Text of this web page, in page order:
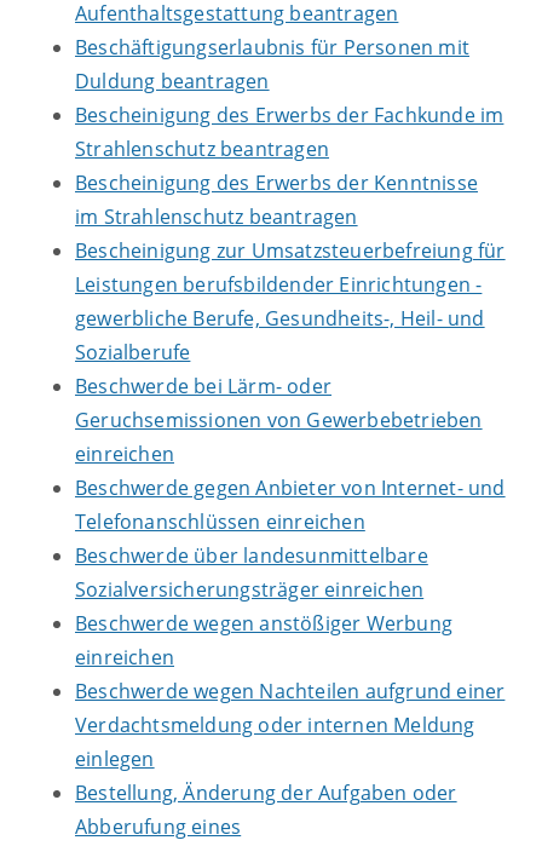
Aufenthaltsgestattung beantragen
Beschäftigungserlaubnis für Personen mit
Duldung beantragen
Bescheinigung des Erwerbs der Fachkunde im
Strahlenschutz beantragen
Bescheinigung des Erwerbs der Kenntnisse
im Strahlenschutz beantragen
Bescheinigung zur Umsatzsteuerbefreiung für
Leistungen berufsbildender Einrichtungen -
gewerbliche Berufe, Gesundheits-, Heil- und
Sozialberufe
Beschwerde bei Lärm- oder
Geruchsemissionen von Gewerbebetrieben
einreichen
Beschwerde gegen Anbieter von Internet- und
Telefonanschlüssen einreichen
Beschwerde über landesunmittelbare
Sozialversicherungsträger einreichen
Beschwerde wegen anstößiger Werbung
einreichen
Beschwerde wegen Nachteilen aufgrund einer
Verdachtsmeldung oder internen Meldung
einlegen
Bestellung, Änderung der Aufgaben oder
Abberufung eines